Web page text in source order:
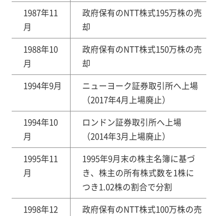
1987年11
月
政府保有のNTT株式195万株の売
却
1988年10
月
政府保有のNTT株式150万株の売
却
1994年9月
ニューヨーク証券取引所へ上場
（2017年4月上場廃止）
1994年10
月
ロンドン証券取引所へ上場
（2014年3月上場廃止）
1995年11
月
1995年9月末の株主名簿に基づ
き、株主の所有株式数を1株に
つき1.02株の割合で分割
1998年12
政府保有のNTT株式100万株の売